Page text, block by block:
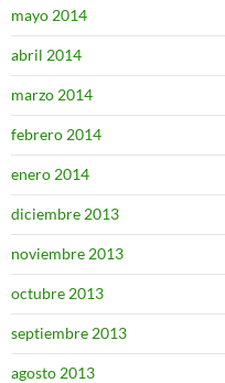
mayo 2014
abril 2014
marzo 2014
febrero 2014
enero 2014
diciembre 2013
noviembre 2013
octubre 2013
septiembre 2013
agosto 2013